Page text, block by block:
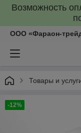
Возможность
ООО «Фараон-
Товары и
-12%